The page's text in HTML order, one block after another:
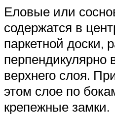
Еловые или
содержатся в
паркетной доски,
перпендикулярно
верхнего слоя.
этом слое по
крепежные замки.